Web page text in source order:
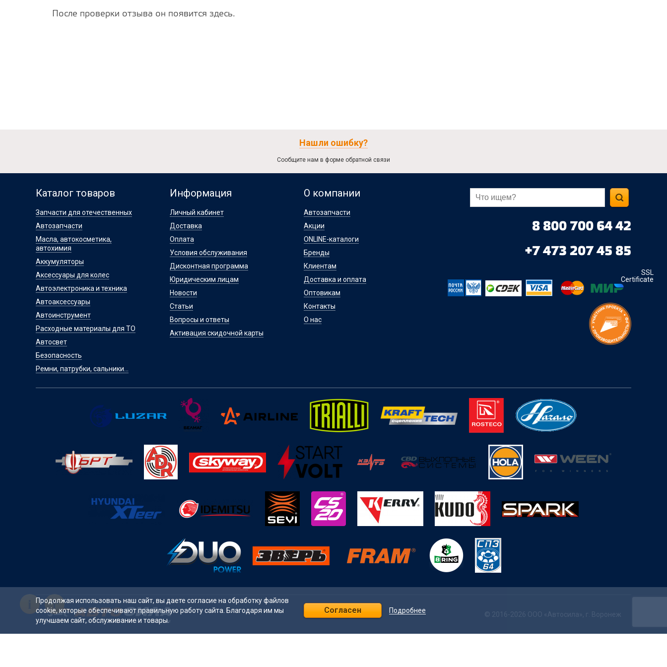
После проверки отзыва он появится здесь.
Нашли ошибку?
Сообщите нам в форме обратной связи
Каталог товаров
Запчасти для отечественных
Автозапчасти
Масла, автокосметика,
автохимия
Аккумуляторы
Аксессуары для колес
Автоэлектроника и техника
Автоаксессуары
Автоинструмент
Расходные материалы для ТО
Автосвет
Безопасность
Ремни, патрубки, сальники...
Информация
Личный кабинет
Доставка
Оплата
Условия обслуживания
Дисконтная программа
Юридическим лицам
Новости
Статьи
Вопросы и ответы
Активация скидочной карты
О компании
Автозапчасти
Акции
ONLINE-каталоги
Бренды
Клиентам
Доставка и оплата
Оптовикам
Контакты
О нас
8 800 700 64 42
+7 473 207 45 85
SSL
Certificate
© 2016-2026 ООО «Автосила», г. Воронеж
Продолжая использовать наш сайт, вы даете согласие на обработку файлов
cookie, которые обеспечивают правильную работу сайта. Благодаря им мы
улучшаем сайт, обслуживание и товары.
Согласен Подробнее